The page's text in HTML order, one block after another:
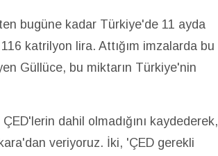
bugüne kadar Türkiye'de 11 ayda
katrilyon lira. Attığım imzalarda bu
Güllüce, bu miktarın Türkiye'nin
dahil olmadığını kaydederek,
veriyoruz. İki, 'ÇED gerekli